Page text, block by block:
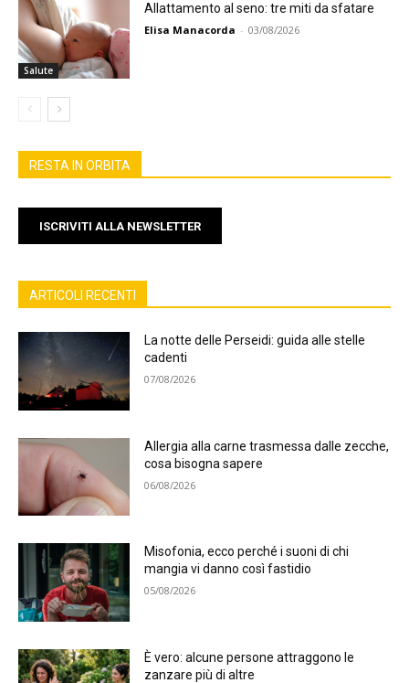
Salute
Allattamento al seno: tre miti da sfatare
Elisa Manacorda - 03/08/2026
RESTA IN ORBITA
ISCRIVITI ALLA NEWSLETTER
ARTICOLI RECENTI
La notte delle Perseidi: guida alle stelle
cadenti
07/08/2026
Allergia alla carne trasmessa dalle zecche,
cosa bisogna sapere
06/08/2026
Misofonia, ecco perché i suoni di chi
mangia vi danno così fastidio
05/08/2026
È vero: alcune persone attraggono le
zanzare più di altre